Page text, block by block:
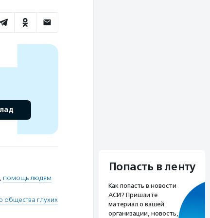
, помощь людям
общества глухих
Попасть в ленту
Как попасть в новости
АСИ? Пришлите
материал о вашей
организации, новость,